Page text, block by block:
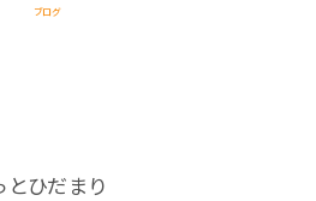
ブログ
とひだまり